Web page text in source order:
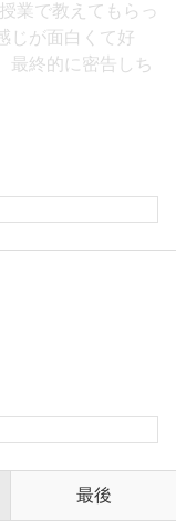
業で教えてもらっ
じが面白くて好
最終的に密告しち
最後